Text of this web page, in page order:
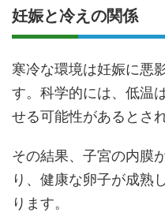
妊娠と冷えの関係
寒冷な環境は妊娠に悪
す。科学的には、低温
せる可能性があるとさ
その結果、子宮の内膜
り、健康な卵子が成熟
ります。